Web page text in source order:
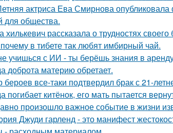
актриса Ева Смирнова
для общества.
хилькевич рассказала о трудностях своего
в тибете так любят имбирный чай.
учишься с ИИ - ты берёшь знания в
доброта материю обретает.
бероев все-таки подтвердил брак с 21-
погибает китёнок, его мать пытается
произошло важное событие в жизни
Джуди гарленд - это манифест